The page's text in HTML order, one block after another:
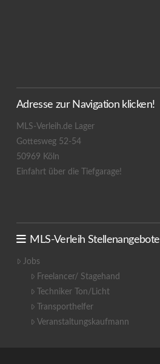
Adresse zur Navigation klicken!
MLS-Verleih.de Lager
Gottesweg 52-54
50969 Köln
Einfahrt über die Tiefgarage!
MLS-Verleih Stellenangebote
Jobs
Freelancer/ Stagehand
Techniker Ton/Licht
Transporthelfer
Veranstaltungskaufmann